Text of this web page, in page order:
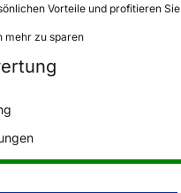
Vorteile und profitieren
mehr zu sparen